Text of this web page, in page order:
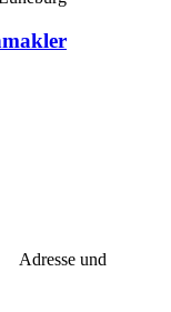
Adresse und